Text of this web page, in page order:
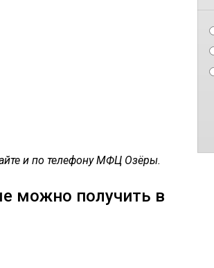
и по телефону МФЦ Озёры.
можно получить в